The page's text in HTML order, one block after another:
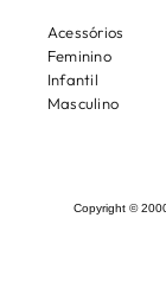
Acessórios
Feminino
Infantil
Masculino
Copyright ©